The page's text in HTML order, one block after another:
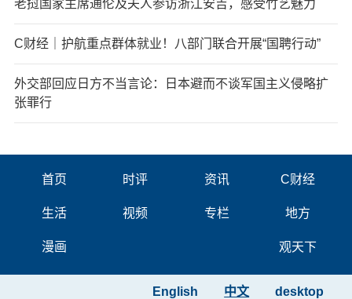
老挝国家主席通伦及夫人参访浙江安吉，感受竹艺魅力
C财经｜护航重点群体就业！八部门联合开展“国聘行动”
外交部回应日方不当言论：日本避而不谈军国主义侵略扩
张罪行
首页 时评 资讯 C财经
生活 视频 专栏 地方
漫画 观天下
desktop
中文
English